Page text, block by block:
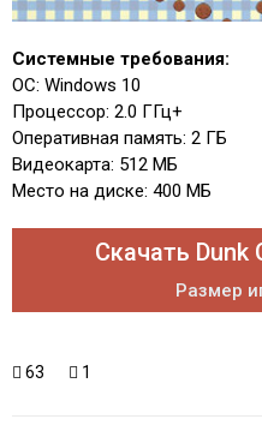
Системные требования:
ОС: Windows 10
Процессор: 2.0 ГГц+
Оперативная память: 2 ГБ
Видеокарта: 512 МБ
Место на диске: 400 МБ
Скачать Dunk
Размер
63 1